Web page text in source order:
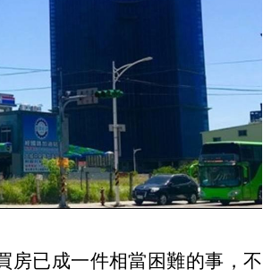
房已成一件相當困難的事，不